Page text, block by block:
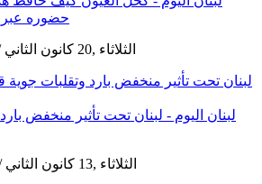
GMT 11:02 2026 الثلاثاء ,20 كانون الثاني / يناير
لبنان تحت تأثير منخفض بارد وتقلبات
GMT 16:46 2026 الثلاثاء ,13 كانون الثاني / يناير